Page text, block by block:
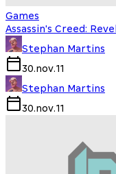
Games
Assassin's Creed:
Stephan Martins
30.nov.11
Stephan Martins
30.nov.11